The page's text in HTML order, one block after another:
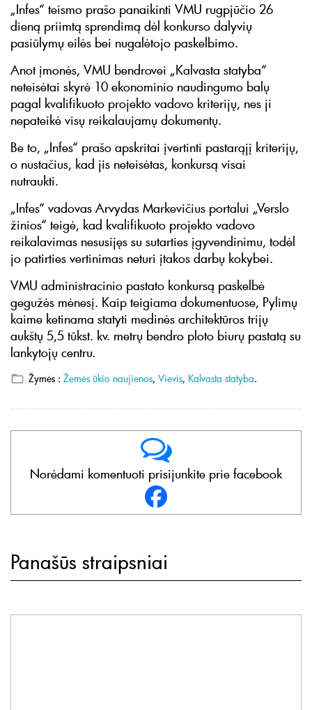
„Infes“ teismo prašo panaikinti VMU rugpjūčio 26
dieną priimtą sprendimą dėl konkurso dalyvių
pasiūlymų eilės bei nugalėtojo paskelbimo.
Anot įmonės, VMU bendrovei „Kalvasta statyba“
neteisėtai skyrė 10 ekonominio naudingumo balų
pagal kvalifikuoto projekto vadovo kriterijų, nes ji
nepateikė visų reikalaujamų dokumentų.
Be to, „Infes“ prašo apskritai įvertinti pastarąjį kriterijų,
o nustačius, kad jis neteisėtas, konkursą visai
nutraukti.
„Infes“ vadovas Arvydas Markevičius portalui „Verslo
žinios“ teigė, kad kvalifikuoto projekto vadovo
reikalavimas nesusijęs su sutarties įgyvendinimu, todėl
jo patirties vertinimas neturi įtakos darbų kokybei.
VMU administracinio pastato konkursą paskelbė
gegužės mėnesį. Kaip teigiama dokumentuose, Pylimų
kaime ketinama statyti medinės architektūros trijų
aukštų 5,5 tūkst. kv. metrų bendro ploto biurų pastatą su
lankytojų centru.
Žymės : Žemės ūkio naujienos, Vievis, Kalvasta statyba.
Norėdami komentuoti prisijunkite prie facebook
Panašūs straipsniai